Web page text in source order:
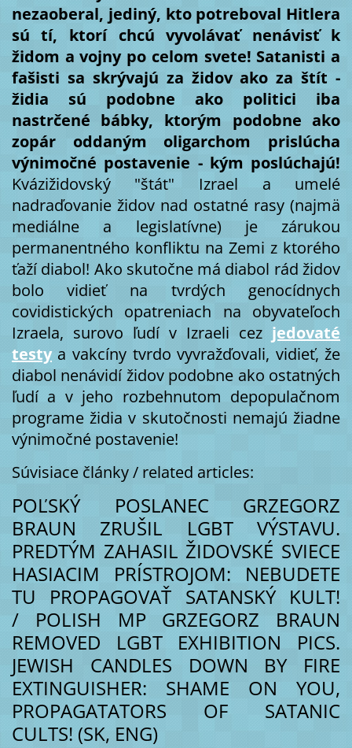
nezaoberal, jediný, kto potreboval Hitlera
sú tí, ktorí chcú vyvolávať nenávisť k
židom a vojny po celom svete! Satanisti a
fašisti sa skrývajú za židov ako za štít -
židia sú podobne ako politici iba
nastrčené bábky, ktorým podobne ako
zopár oddaným oligarchom prislúcha
výnimočné postavenie - kým poslúchajú!
Kvázižidovský "štát" Izrael a umelé
nadraďovanie židov nad ostatné rasy (najmä
mediálne a legislatívne) je zárukou
permanentného konfliktu na Zemi z ktorého
ťaží diabol! Ako skutočne má diabol rád židov
bolo vidieť na tvrdých genocídnych
covidistických opatreniach na obyvateľoch
Izraela, surovo ľudí v Izraeli cez jedovaté
testya vakcíny tvrdo vyvražďovali, vidieť, že
diabol nenávidí židov podobne ako ostatných
ľudí a v jeho rozbehnutom depopulačnom
programe židia v skutočnosti nemajú žiadne
výnimočné postavenie!
Súvisiace články / related articles:
POĽSKÝ POSLANEC GRZEGORZ
BRAUN ZRUŠIL LGBT VÝSTAVU.
PREDTÝM ZAHASIL ŽIDOVSKÉ SVIECE
HASIACIM PRÍSTROJOM: NEBUDETE
TU PROPAGOVAŤ SATANSKÝ KULT!
/ POLISH MP GRZEGORZ BRAUN
REMOVED LGBT EXHIBITION PICS.
JEWISH CANDLES DOWN BY FIRE
EXTINGUISHER: SHAME ON YOU,
PROPAGATATORS OF SATANIC
CULTS! (SK, ENG)